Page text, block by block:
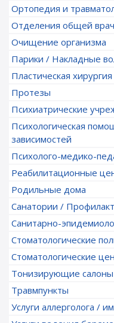
Ортопедия и
Отделения общей
Очищение организма
Парики / Накладные
Пластическая хирургия
Протезы
Психиатрические
Психологическая
зависимостей
Психолого-медико-
Реабилитационные
Родильные дома
Санатории /
Санитарно-
Стоматологические
Стоматологические
Тонизирующие салоны
Травмпункты
Услуги аллерголога /